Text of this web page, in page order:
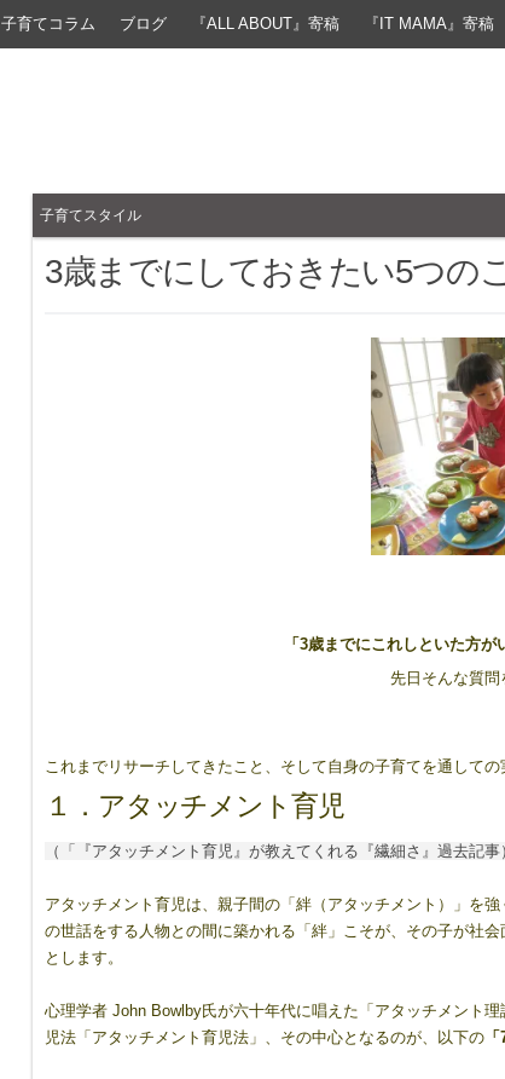
子育てコラム ブログ 『ALL ABOUT』寄稿 『IT MAMA』寄稿
子育てスタイル
3歳までにしておきたい5つの
「3歳までにこれしといた方が
先日そんな質問
これまでリサーチしてきたこと、そして自身の子育てを通して
１．アタッチメント育児
（「『アタッチメント育児』が教えてくれる『繊細さ』過去記事
アタッチメント育児は、親子間の「絆（アタッチメント）」を
の世話をする人物との間に築かれる「絆」こそが、その子が社
とします。
心理学者 John Bowlby氏が六十年代に唱えた「アタッチメント
児法「アタッチメント育児法」、その中心となるのが、以下の